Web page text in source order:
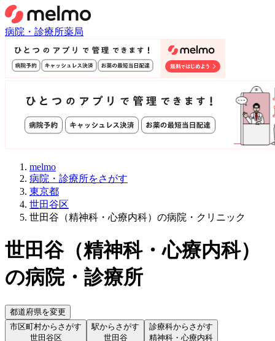
病院・診療所薬局
melmo
病院・診療所をさがす
東京都
世田谷区
世田谷（精神科・心療内科）の病院・クリニック
世田谷（精神科・心療内科）
の病院・診療所
都道府県を変更
市区町村からさがす
世田谷区
駅からさがす
世田谷
診療科からさがす
精神科・心療内科